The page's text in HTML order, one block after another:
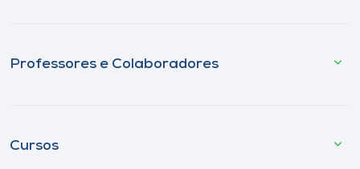
Professores e Colaboradores
Cursos